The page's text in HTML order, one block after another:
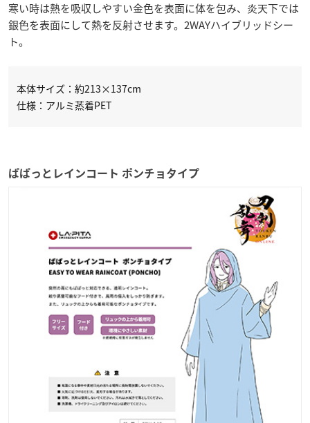
寒い時は熱を吸収しやすい金色を表面に体を包み、炎天下では
銀色を表面にして熱を反射させます。2WAYハイブリッドシー
ト。
本体サイズ：約213×137cm
仕様：アルミ蒸着PET
ぱぱっとレインコート ポンチョタイプ